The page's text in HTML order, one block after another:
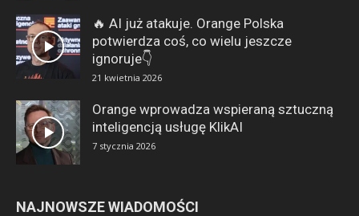
🔥 AI już atakuje. Orange Polska
potwierdza coś, co wielu jeszcze
ignoruje👇
21 kwietnia 2026
Orange wprowadza wspieraną sztuczną
inteligencją usługę KlikAI
7 stycznia 2026
NAJNOWSZE WIADOMOŚCI